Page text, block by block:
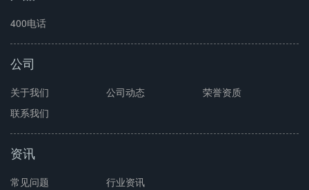
400电话
公司
关于我们 公司动态
荣誉资质
联系我们
资讯
常见问题 行业资讯